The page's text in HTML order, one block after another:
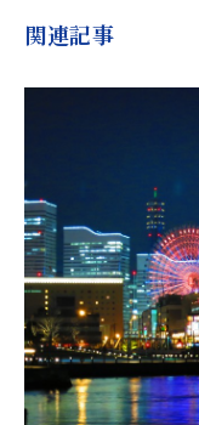
関連記事